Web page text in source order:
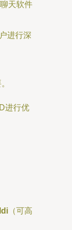
天软件
进行深
进行优
（可高